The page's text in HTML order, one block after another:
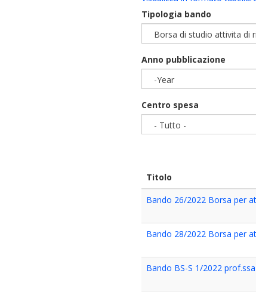
Tipologia bando
Borsa di studio attivita di
Anno pubblicazione
-Year
Centro spesa
- Tutto -
Titolo
Bando 26/2022 Borsa per
Bando 28/2022 Borsa per
Bando BS-S 1/2022